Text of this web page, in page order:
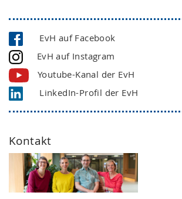
EvH auf Facebook
EvH auf Instagram
Youtube-Kanal der EvH
LinkedIn-Profil der EvH
Kontakt